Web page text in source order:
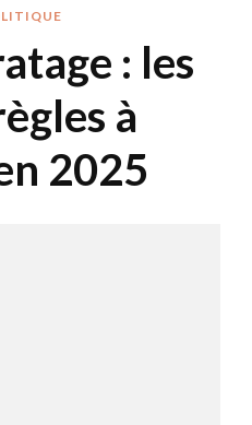
: les
à
2025